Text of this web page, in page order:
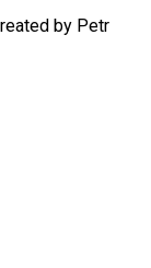
by Petr